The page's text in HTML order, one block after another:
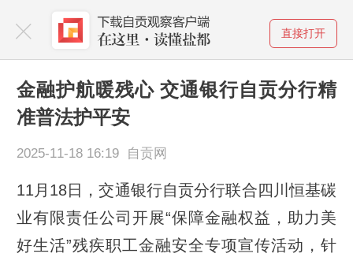
直接打开
金融护航暖残心 交通银行自贡分行精
准普法护平安
2025-11-18 16:19 自贡网
11月18日，交通银行自贡分行联合四川恒基碳
业有限责任公司开展“保障金融权益，助力美
好生活”残疾职工金融安全专项宣传活动，针